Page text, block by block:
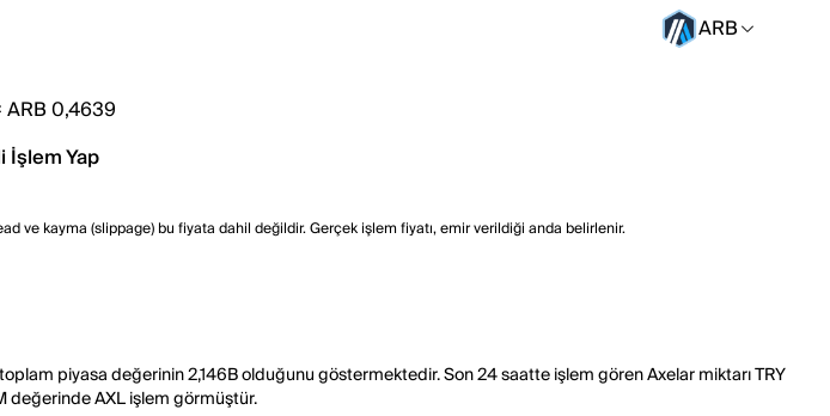
ARB
ARB 0,4639
İşlem Yap
ve kayma (slippage) bu fiyata dahil değildir. Gerçek işlem fiyatı, emir verildiği anda belirlenir.
piyasa değerinin 2,146B olduğunu göstermektedir. Son 24 saatte işlem gören Axelar miktarı TRY
değerinde AXL işlem görmüştür.